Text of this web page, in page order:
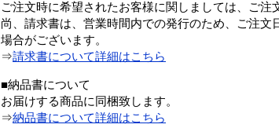
ご注文時に希望されたお客様に関しましては、ご注
尚、請求書は、営業時間内での発行のため、ご注
場合がございます。
⇒請求書について詳細はこちら
■納品書について
お届けする商品に同梱致します。
⇒納品書について詳細はこちら